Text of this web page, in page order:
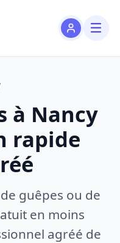
à Nancy
rapide
guêpes ou de
en moins
agréé de